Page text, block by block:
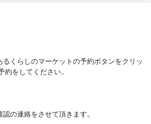
るくらしのマーケットの予約ボタンをクリッ
約をしてください。
の連絡をさせて頂きます。